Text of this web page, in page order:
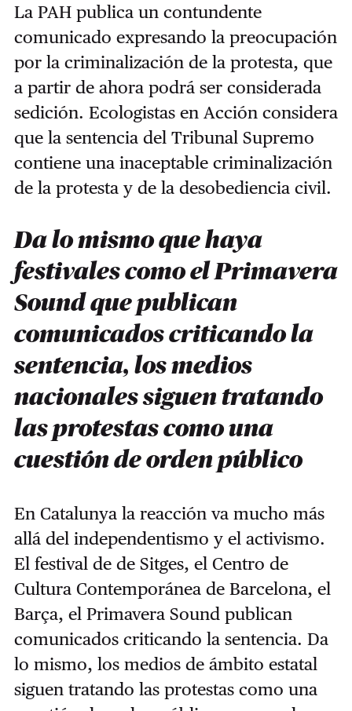
La PAH publica un contundente
comunicado expresando la preocupación
por la criminalización de la protesta, que
a partir de ahora podrá ser considerada
sedición. Ecologistas en Acción considera
que la sentencia del Tribunal Supremo
contiene una inaceptable criminalización
de la protesta y de la desobediencia civil.
Da lo mismo que haya
festivales como el Primavera
Sound que publican
comunicados criticando la
sentencia, los medios
nacionales siguen tratando
las protestas como una
cuestión de orden público
En Catalunya la reacción va mucho más
allá del independentismo y el activismo.
El festival de de Sitges, el Centro de
Cultura Contemporánea de Barcelona, el
Barça, el Primavera Sound publican
comunicados criticando la sentencia. Da
lo mismo, los medios de ámbito estatal
siguen tratando las protestas como una